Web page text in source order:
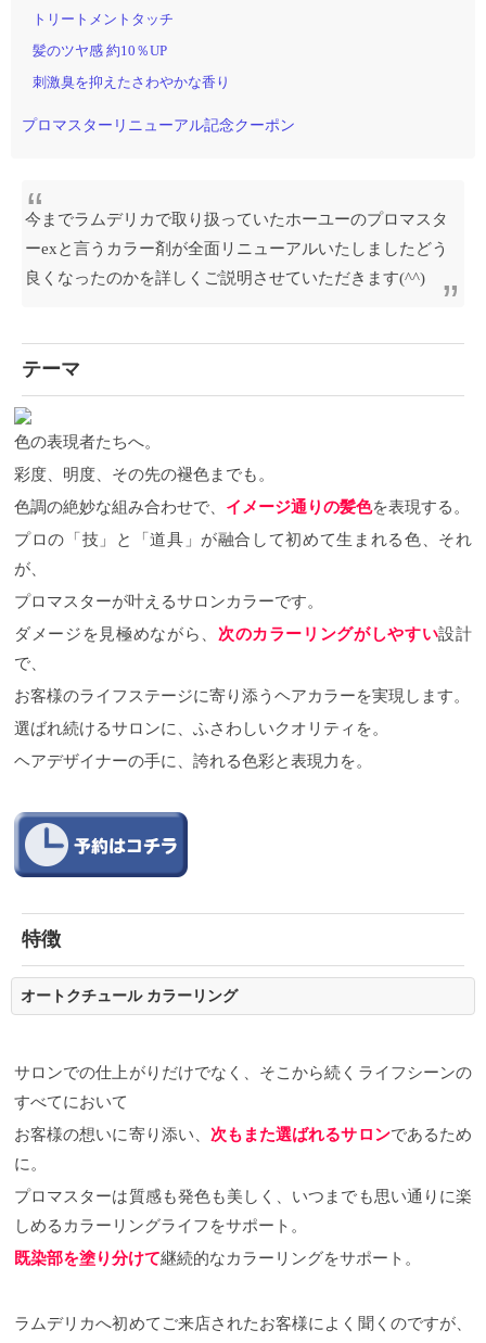
トリートメントタッチ
髪のツヤ感 約10％UP
刺激臭を抑えたさわやかな香り
プロマスターリニューアル記念クーポン
今までラムデリカで取り扱っていたホーユーのプロマスタ
ーexと言うカラー剤が全面リニューアルいたしましたどう
良くなったのかを詳しくご説明させていただきます(^^)
テーマ
色の表現者たちへ。
彩度、明度、その先の褪色までも。
色調の絶妙な組み合わせで、 イメージ通りの髪色を表現する。
プロの「技」と「道具」が融合して初めて生まれる色、それ
が、
プロマスターが叶えるサロンカラーです。
ダメージを見極めながら、 次のカラーリングがしやすい設計
で、
お客様のライフステージに寄り添うヘアカラーを実現します。
選ばれ続けるサロンに、ふさわしいクオリティを。
ヘアデザイナーの手に、誇れる色彩と表現力を。
特徴
オートクチュール カラーリング
サロンでの仕上がりだけでなく、そこから続くライフシーンの
すべてにおいて
お客様の想いに寄り添い、 次もまた選ばれるサロンであるため
に。
プロマスターは質感も発色も美しく、いつまでも思い通りに楽
しめるカラーリングライフをサポート。
既染部を塗り分けて継続的なカラーリングをサポート。
ラムデリカへ初めてご来店されたお客様によく聞くのですが、